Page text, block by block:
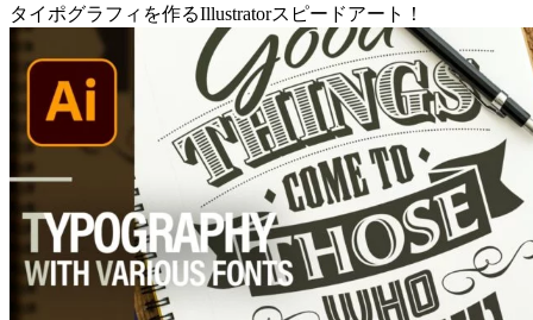
タイポグラフィを作るIllustratorスピードアート！